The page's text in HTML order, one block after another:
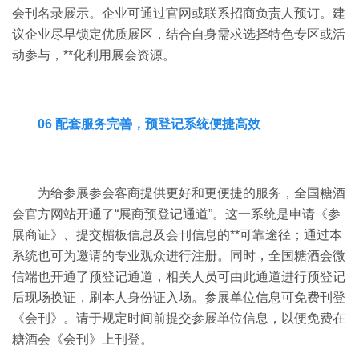
会刊名录展示。 企业可通过官网或联系招商负责人预订。建
议企业尽早锁定优质展区，结合自身需求选择特色专区或活
动参与，**化利用展会资源。
06 配套服务完善，预登记系统便捷高效
为给参展参会客商提供更好和更便捷的服务，全国糖酒
会官方网站开通了“展商预登记通道”。 这一系统是申请《参
展商证》、提交楣板信息及会刊信息的**可靠途径；通过本
系统也可为邀请的专业观众进行注册。
同时，全国糖酒会微
信端也开通了预登记通道，相关人员可由此通道进行预登记
后现场换证，刷本人身份证入场。 参展单位信息可免费刊登
《会刊》。请于规定时间前提交参展单位信息，以便免费在
糖酒会《会刊》上刊登。